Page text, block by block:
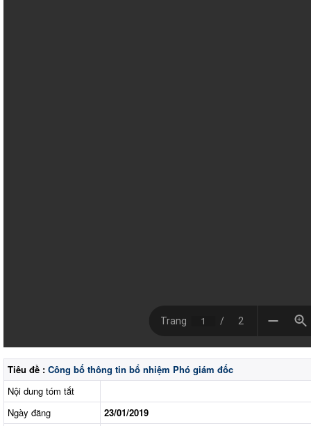
Tiêu đề : Công bố thông tin bổ nhiệm Phó giám đốc
Nội dung tóm tắt
Ngày đăng
23/01/2019